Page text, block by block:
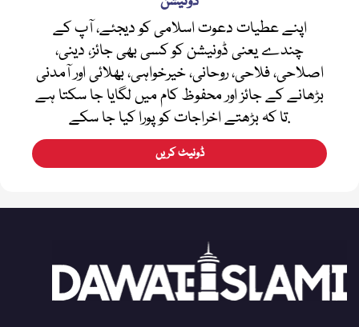
اپنے عطیات دعوت اسلامی کو دیجئے، آپ کے
چندے یعنی ڈونیشن کو کسی بھی جائز، دینی،
اصلاحی، فلاحی، روحانی، خیرخواہی، بھلائی اور آمدنی
بڑھانے کے جائز اور محفوظ کام میں لگایا جا سکتا ہے
تا کہ بڑھتے اخراجات کو پورا کیا جا سکے.
ڈونیٹ کریں